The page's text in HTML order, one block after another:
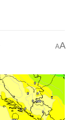
AA